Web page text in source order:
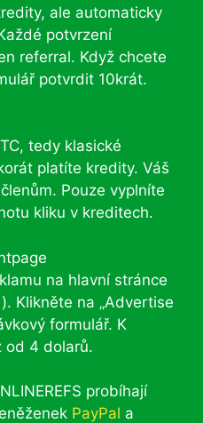
ale automaticky
potvrzení
referral. Když chcete
potvrdit 10krát.
tedy klasické
platíte kredity. Váš
Pouze vyplníte
kliku v kreditech.
na hlavní stránce
Klikněte na „Advertise
formulář. K
od 4 dolarů.
probíhají
PayPal a